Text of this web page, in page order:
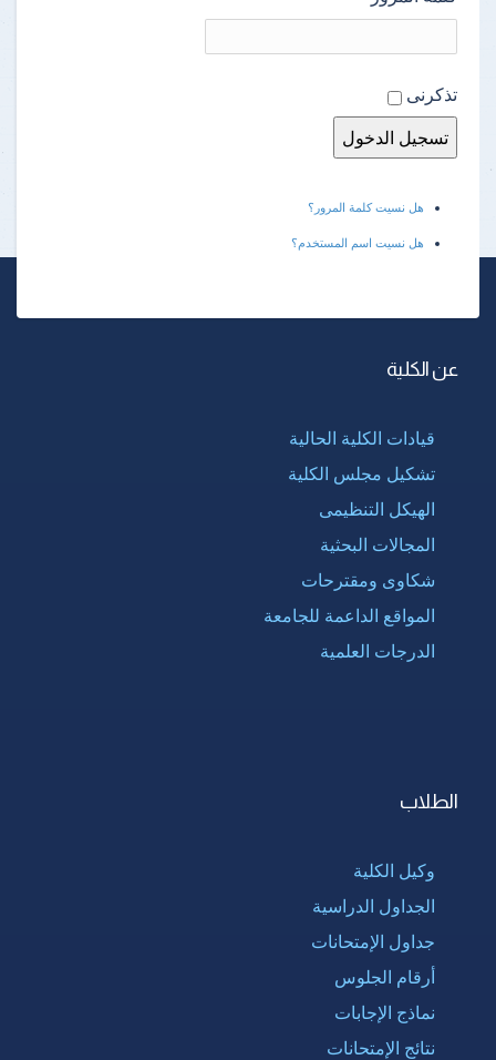
تذكرنى
هل نسيت كلمة المرور؟
هل نسيت اسم المستخدم؟
عن الكلية
قيادات الكلية الحالية
تشكيل مجلس الكلية
الهيكل التنظيمى
المجالات البحثية
شكاوى ومقترحات
المواقع الداعمة للجامعة
الدرجات العلمية
الطلاب
وكيل الكلية
الجداول الدراسية
جداول الإمتحانات
أرقام الجلوس
نماذج الإجابات
نتائج الإمتحانات